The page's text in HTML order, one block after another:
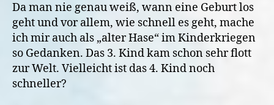
Da man nie genau weiß, wann eine Geburt los
geht und vor allem, wie schnell es geht, mache
ich mir auch als „alter Hase“ im Kinderkriegen
so Gedanken. Das 3. Kind kam schon sehr flott
zur Welt. Vielleicht ist das 4. Kind noch
schneller?